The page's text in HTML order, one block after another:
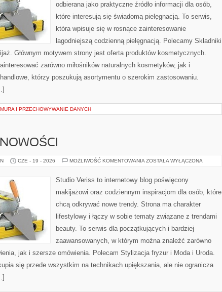
odbierana jako praktyczne źródło informacji dla osób,
które interesują się świadomą pielęgnacją. To serwis,
która wpisuje się w rosnące zainteresowanie
łagodniejszą codzienną pielęgnacją. Polecamy Składniki
Głównym motywem strony jest oferta produktów kosmetycznych.
zarówno miłośników naturalnych kosmetyków, jak i
którzy poszukują asortymentu o szerokim zastosowaniu.
I PRZECHOWYWANIE DANYCH
CZE - 19 - 2026 MOŻLIWOŚĆ KOMENTOWANIA TRENDY
ZOSTAŁA WYŁĄCZONA
Studio Veriss to internetowy blog poświęcony
makijażowi oraz codziennym inspiracjom dla osób, które
chcą odkrywać nowe trendy. Strona ma charakter
lifestylowy i łączy w sobie tematy związane z trendami
beauty. To serwis dla początkujących i bardziej
zaawansowanych, w którym można znaleźć zarówno
jak i szersze omówienia. Polecam Stylizacja fryzur i Moda i Uroda.
się przede wszystkim na technikach upiększania, ale nie ogranicza